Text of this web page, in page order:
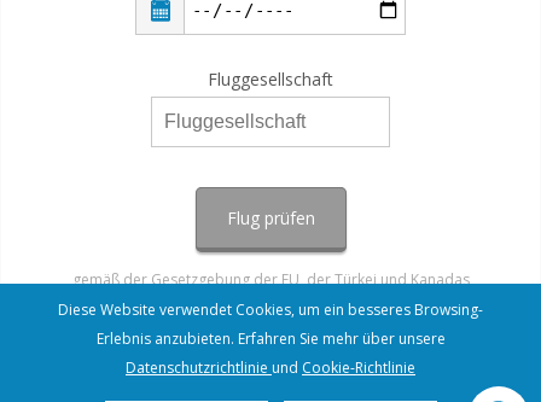
Fluggesellschaft
Flug prüfen
gemäß der Gesetzgebung der EU, der Türkei und Kanadas
Diese Website verwendet Cookies, um ein besseres Browsing-
Erlebnis anzubieten. Erfahren Sie mehr über unsere
Datenschutzrichtlinie und Cookie-Richtlinie